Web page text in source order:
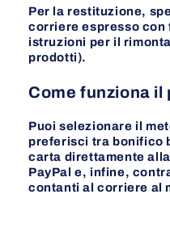
Per la restituzione,
corriere espresso con
istruzioni per il
prodotti).
Come funziona il
Puoi selezionare il
preferisci tra bonifico
carta direttamente
PayPal e, infine,
contanti al corriere al